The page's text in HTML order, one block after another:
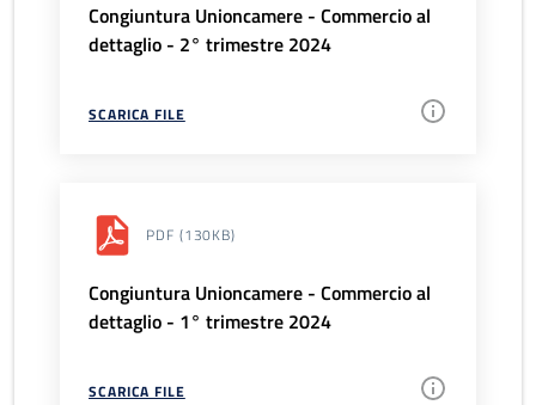
Congiuntura Unioncamere - Commercio al
dettaglio - 2° trimestre 2024
SCARICA FILE
PDF (130KB)
Congiuntura Unioncamere - Commercio al
dettaglio - 1° trimestre 2024
SCARICA FILE